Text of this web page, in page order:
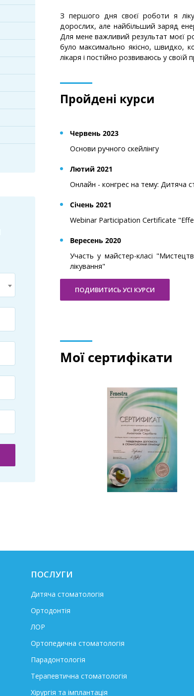
З першого дня своєї роботи я
дорослих, але найбільший заряд
Для мене важливий результат моєї
було максимально якісно, швидко,
лікаря і постійно розвиваюсь у своїй
Пройдені курси
Червень 2023
Основи ручного скейлінгу
Лютий 2021
Онлайн - конгрес на тему: Дитяча
Січень 2021
Webinar Participation Certificate
Вересень 2020
Участь у майстер-класі
лікування"
ПОДИВИТИСЬ УСІ КУРСИ
Мої сертифікати
ПОСЛУГИ
Дитяча стоматологія
Ортодонтія
ЛОР
Ортопедична стоматологія
Парадонтологія
Терапевтична стоматологія
Хірургія та імплантація